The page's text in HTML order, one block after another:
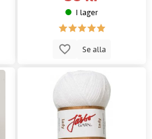
I lager
Se alla